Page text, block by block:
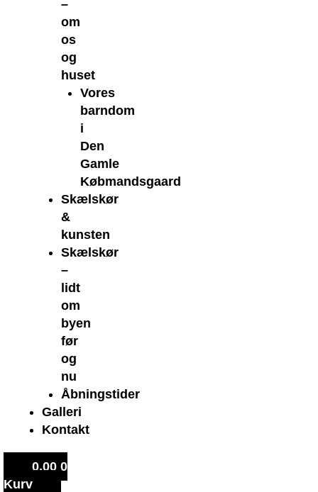
–
om
os
og
huset
Vores
barndom
i
Den
Gamle
Købmandsgaard
Skælskør
&
kunsten
Skælskør
–
lidt
om
byen
før
og
nu
Åbningstider
Galleri
Kontakt
0,00 0
Kurv